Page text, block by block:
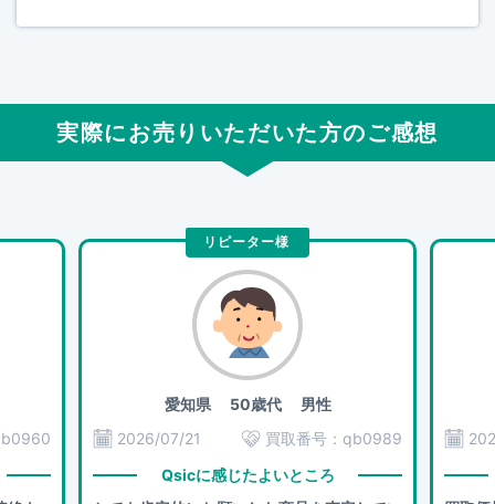
実際にお売りいただいた方のご感想
リピーター様
愛知県50歳代 男性
2026/07/21
買取番号： qb0989
Qsicに感じたよいところ